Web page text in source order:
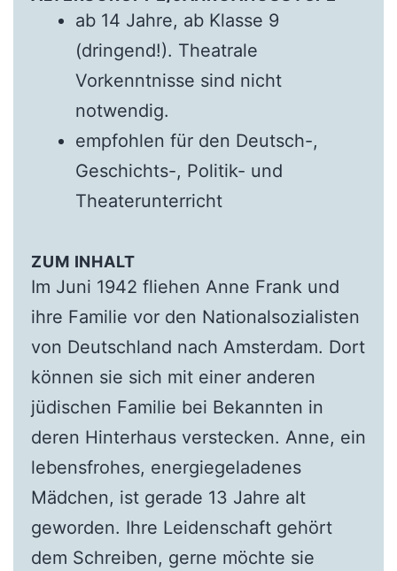
ab 14 Jahre, ab Klasse 9
(dringend!). Theatrale
Vorkenntnisse sind nicht
notwendig.
empfohlen für den Deutsch-,
Geschichts-, Politik- und
Theaterunterricht
ZUM INHALT
Im Juni 1942 fliehen Anne Frank und
ihre Familie vor den Nationalsozialisten
von Deutschland nach Amsterdam. Dort
können sie sich mit einer anderen
jüdischen Familie bei Bekannten in
deren Hinterhaus verstecken. Anne, ein
lebensfrohes, energiegeladenes
Mädchen, ist gerade 13 Jahre alt
geworden. Ihre Leidenschaft gehört
dem Schreiben, gerne möchte sie